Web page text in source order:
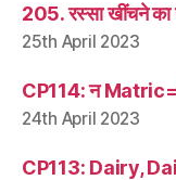
205. रस्सा खींचने का
25th April 2023
CP114: न
24th April 2023
CP113: Dairy,